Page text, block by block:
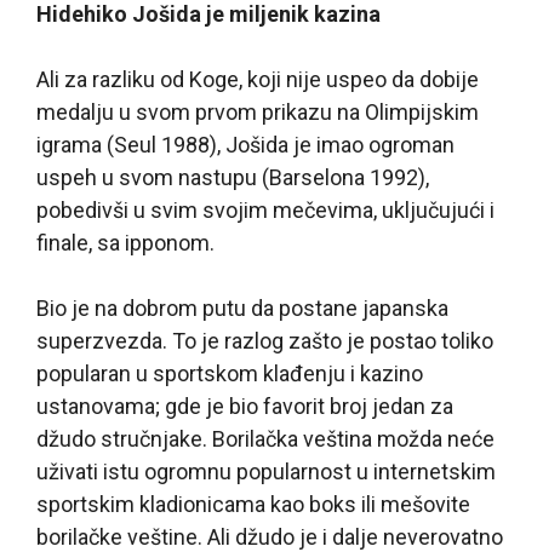
Hidehiko Jošida je miljenik kazina
Ali za razliku od Koge, koji nije uspeo da dobije
medalju u svom prvom prikazu na Olimpijskim
igrama (Seul 1988), Jošida je imao ogroman
uspeh u svom nastupu (Barselona 1992),
pobedivši u svim svojim mečevima, uključujući i
finale, sa ipponom.
Bio je na dobrom putu da postane japanska
superzvezda. To je razlog zašto je postao toliko
popularan u sportskom klađenju i kazino
ustanovama; gde je bio favorit broj jedan za
džudo stručnjake. Borilačka veština možda neće
uživati istu ogromnu popularnost u internetskim
sportskim kladionicama kao boks ili mešovite
borilačke veštine. Ali džudo je i dalje neverovatno